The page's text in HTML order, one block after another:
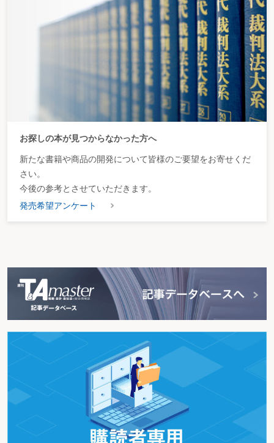
お探しの本が見つからなかった方へ
新たな書籍や商品の開発について皆様のご要望をお寄せくだ
さい。
今後の参考とさせていただきます。
発売希望アンケート